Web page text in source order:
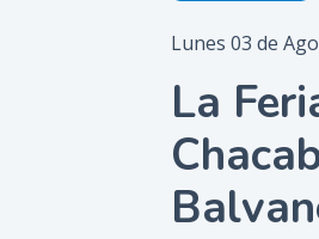
Lunes 03 de
La